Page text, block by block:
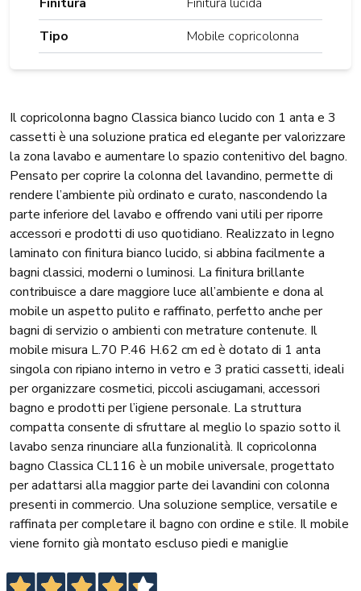
Tipo
Mobile copricolonna
Il copricolonna bagno Classica bianco lucido con 1 anta e 3
cassetti è una soluzione pratica ed elegante per valorizzare
la zona lavabo e aumentare lo spazio contenitivo del bagno.
Pensato per coprire la colonna del lavandino, permette di
rendere l’ambiente più ordinato e curato, nascondendo la
parte inferiore del lavabo e offrendo vani utili per riporre
accessori e prodotti di uso quotidiano. Realizzato in legno
laminato con finitura bianco lucido, si abbina facilmente a
bagni classici, moderni o luminosi. La finitura brillante
contribuisce a dare maggiore luce all’ambiente e dona al
mobile un aspetto pulito e raffinato, perfetto anche per
bagni di servizio o ambienti con metrature contenute. Il
mobile misura L.70 P.46 H.62 cm ed è dotato di 1 anta
singola con ripiano interno in vetro e 3 pratici cassetti, ideali
per organizzare cosmetici, piccoli asciugamani, accessori
bagno e prodotti per l’igiene personale. La struttura
compatta consente di sfruttare al meglio lo spazio sotto il
lavabo senza rinunciare alla funzionalità. Il copricolonna
bagno Classica CL116 è un mobile universale, progettato
per adattarsi alla maggior parte dei lavandini con colonna
presenti in commercio. Una soluzione semplice, versatile e
raffinata per completare il bagno con ordine e stile. Il mobile
viene fornito già montato escluso piedi e maniglie